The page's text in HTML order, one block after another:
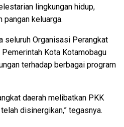
lingkungan hidup,
pangan keluarga.
seluruh Organisasi Perangkat
Kota Kotamobagu
terhadap berbagai program
daerah melibatkan PKK
disinergikan,” tegasnya.